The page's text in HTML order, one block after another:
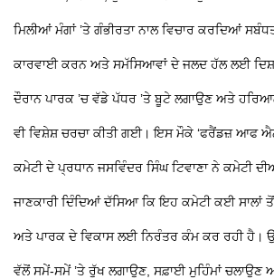
ਮਿਲੀਆਂ ਮੰਗਾਂ ’ਤੇ ਗੰਭੀਰਤਾ ਨਾਲ ਵਿਚਾਰ ਕਰਦਿਆਂ
ਕਾਰਵਾਈ ਕਰਨ ਅਤੇ ਸਮੱਸਿਆਵਾਂ ਦੇ ਜਲਦ ਹੱਲ ਲਈ
ਦੌਰਾਨ ਪਾਰਕ ’ਚ ਵੱਡੇ ਪੱਧਰ ’ਤੇ ਬੂਟੇ ਲਗਾਉਣ ਅਤੇ
ਵੀ ਵਿਸ਼ੇਸ਼ ਚਰਚਾ ਕੀਤੀ ਗਈ। ਇਸ ਮੌਕੇ ‘ਫਰੈਂਡਜ਼ ਆਫ
ਕਮੇਟੀ ਦੇ ਪ੍ਰਧਾਨ ਜਸਵਿੰਦਰ ਸਿੰਘ ਟਿਵਾਣਾ ਨੇ ਕਮੇਟੀ
ਜਾਣਕਾਰੀ ਦਿੰਦਿਆਂ ਦੱਸਿਆ ਕਿ ਇਹ ਕਮੇਟੀ ਕਈ ਸਾਲਾਂ
ਅਤੇ ਪਾਰਕ ਦੇ ਵਿਕਾਸ ਲਈ ਨਿਰੰਤਰ ਕੰਮ ਕਰ ਰਹੀ ਹੈ।
ਵੱਲੋਂ ਸਮੇਂ-ਸਮੇਂ ’ਤੇ ਰੁੱਖ ਲਗਾਉਣ, ਸਫ਼ਾਈ ਮੁਹਿੰਮਾਂ ਚਲਾਉਣ